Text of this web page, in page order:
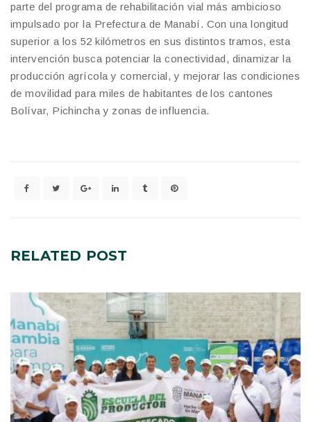
parte del programa de rehabilitación vial más ambicioso
impulsado por la Prefectura de Manabí. Con una longitud
superior a los 52 kilómetros en sus distintos tramos, esta
intervención busca potenciar la conectividad, dinamizar la
producción agrícola y comercial, y mejorar las condiciones
de movilidad para miles de habitantes de los cantones
Bolívar, Pichincha y zonas de influencia.
RELATED POST